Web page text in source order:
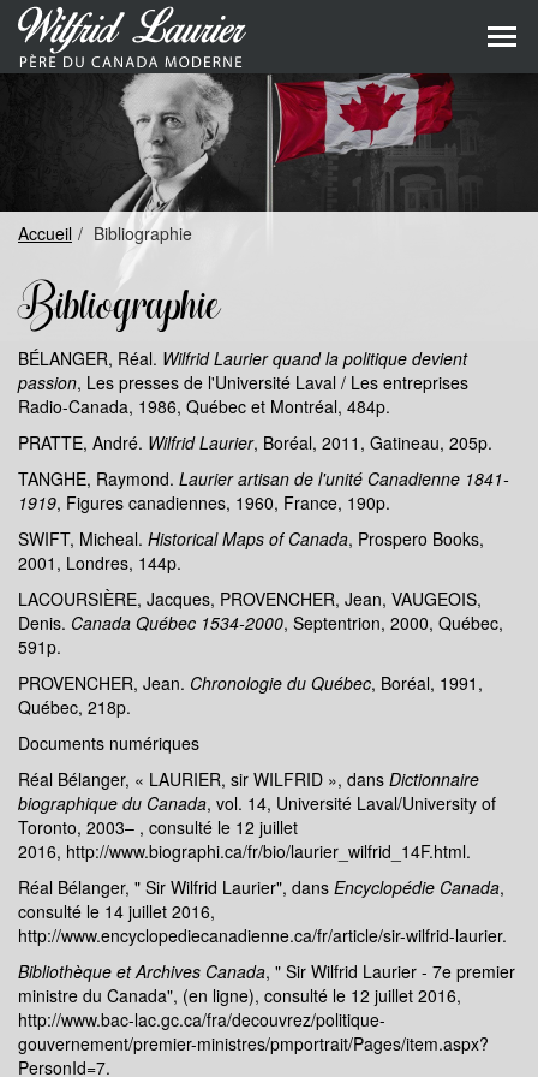
Aller
contenu
Aller
Accueil Bibliographie
Bibliographie
BÉLANGER, Réal. Wilfrid Laurier quand la politique devient
passion, Les presses de l'Université Laval / Les entreprises
Radio-Canada, 1986, Québec et Montréal, 484p.
PRATTE, André. Wilfrid Laurier, Boréal, 2011, Gatineau, 205p.
TANGHE, Raymond. Laurier artisan de l'unité Canadienne 1841-
1919, Figures canadiennes, 1960, France, 190p.
SWIFT, Micheal. Historical Maps of Canada, Prospero Books,
2001, Londres, 144p.
LACOURSIÈRE, Jacques, PROVENCHER, Jean, VAUGEOIS,
Denis. Canada Québec 1534-2000, Septentrion, 2000, Québec,
591p.
PROVENCHER, Jean. Chronologie du Québec, Boréal, 1991,
Québec, 218p.
Documents numériques
Réal Bélanger, « LAURIER, sir WILFRID », dans Dictionnaire
biographique du Canada, vol. 14, Université Laval/University of
Toronto, 2003– , consulté le 12 juillet
2016, http://www.biographi.ca/fr/bio/laurier_wilfrid_14F.html.
Réal Bélanger, " Sir Wilfrid Laurier", dans Encyclopédie Canada,
consulté le 14 juillet 2016,
http://www.encyclopediecanadienne.ca/fr/article/sir-wilfrid-laurier.
Bibliothèque et Archives Canada, " Sir Wilfrid Laurier - 7e premier
ministre du Canada", (en ligne), consulté le 12 juillet 2016,
http://www.bac-lac.gc.ca/fra/decouvrez/politique-
gouvernement/premier-ministres/pmportrait/Pages/item.aspx?
PersonId=7.